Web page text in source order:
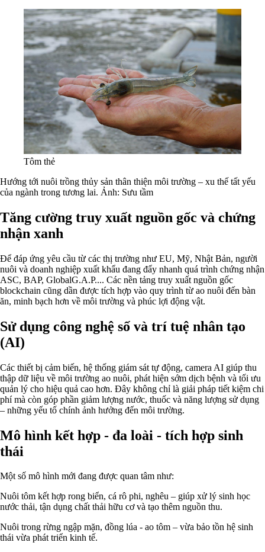
Tôm thẻ
Hướng tới nuôi trồng thủy sản thân thiện môi trường – xu thế tất yếu
của ngành trong tương lai. Ảnh: Sưu tầm
Tăng cường truy xuất nguồn gốc và chứng
nhận xanh
Để đáp ứng yêu cầu từ các thị trường như EU, Mỹ, Nhật Bản, người
nuôi và doanh nghiệp xuất khẩu đang đẩy nhanh quá trình chứng nhận
ASC, BAP, GlobalG.A.P.... Các nền tảng truy xuất nguồn gốc
blockchain cũng dần được tích hợp vào quy trình từ ao nuôi đến bàn
ăn, minh bạch hơn về môi trường và phúc lợi động vật.
Sử dụng công nghệ số và trí tuệ nhân tạo
(AI)
Các thiết bị cảm biến, hệ thống giám sát tự động, camera AI giúp thu
thập dữ liệu về môi trường ao nuôi, phát hiện sớm dịch bệnh và tối ưu
quản lý cho hiệu quả cao hơn. Đây không chỉ là giải pháp tiết kiệm chi
phí mà còn góp phần giảm lượng nước, thuốc và năng lượng sử dụng
– những yếu tố chính ảnh hưởng đến môi trường.
Mô hình kết hợp - đa loài - tích hợp sinh
thái
Một số mô hình mới đang được quan tâm như:
Nuôi tôm kết hợp rong biển, cá rô phi, nghêu – giúp xử lý sinh học
nước thải, tận dụng chất thải hữu cơ và tạo thêm nguồn thu.
Nuôi trong rừng ngập mặn, đồng lúa - ao tôm – vừa bảo tồn hệ sinh
thái vừa phát triển kinh tế.